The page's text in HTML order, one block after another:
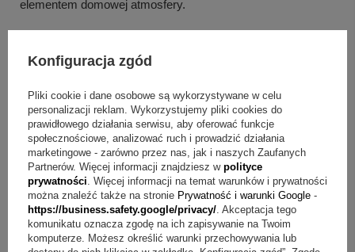
+3
Zobacz więcej
elementem domowej atmosfery.
Materiał panelu: wysokiej jakości akryl
Panel: transparentny
Podstawa: drewniana
Oświetlenie: delikatne światło LED
Metryczka zawiera: imię / data urodzenia / waga / wzrost
Fotografia: zdjęcie maluszka
Najczęstsze wątpliwości o ramkę LED z metryczką
Pytanie:Jakie dane dziecka są uwzględnione w metryczce?
Konfiguracja zgód
Pliki cookie i dane osobowe są wykorzystywane w celu
personalizacji reklam. Wykorzystujemy pliki cookies do
prawidłowego działania serwisu, aby oferować funkcje
społecznościowe, analizować ruch i prowadzić działania
marketingowe - zarówno przez nas, jak i naszych Zaufanych
Partnerów. Więcej informacji znajdziesz w polityce
prywatności. Więcej informacji na temat warunków i prywatności
można znaleźć także na stronie Prywatność i warunki Google -
https://business.safety.google/privacy/. Akceptacja tego
komunikatu oznacza zgodę na ich zapisywanie na Twoim
komputerze. Możesz określić warunki przechowywania lub